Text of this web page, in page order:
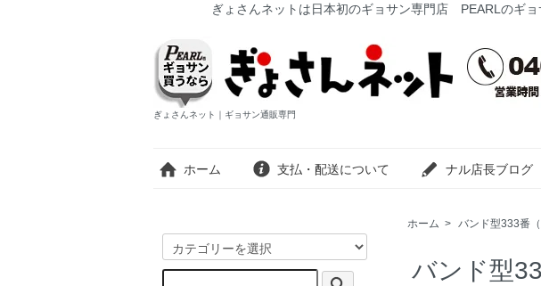
ぎょさんネットは日本初のギョサン専門店 PEARLのギ
ぎょさんネット｜ギョサン通販専門
ホーム 支払・配送について ナル店長ブログ
ホーム > バンド型333番（
バンド型